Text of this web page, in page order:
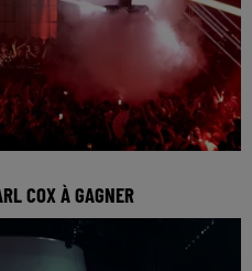
COX À GAGNER